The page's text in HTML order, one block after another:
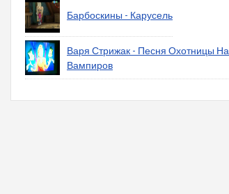
Барбоскины - Карусель
Варя Стрижак - Песня Охотницы На
Вампиров